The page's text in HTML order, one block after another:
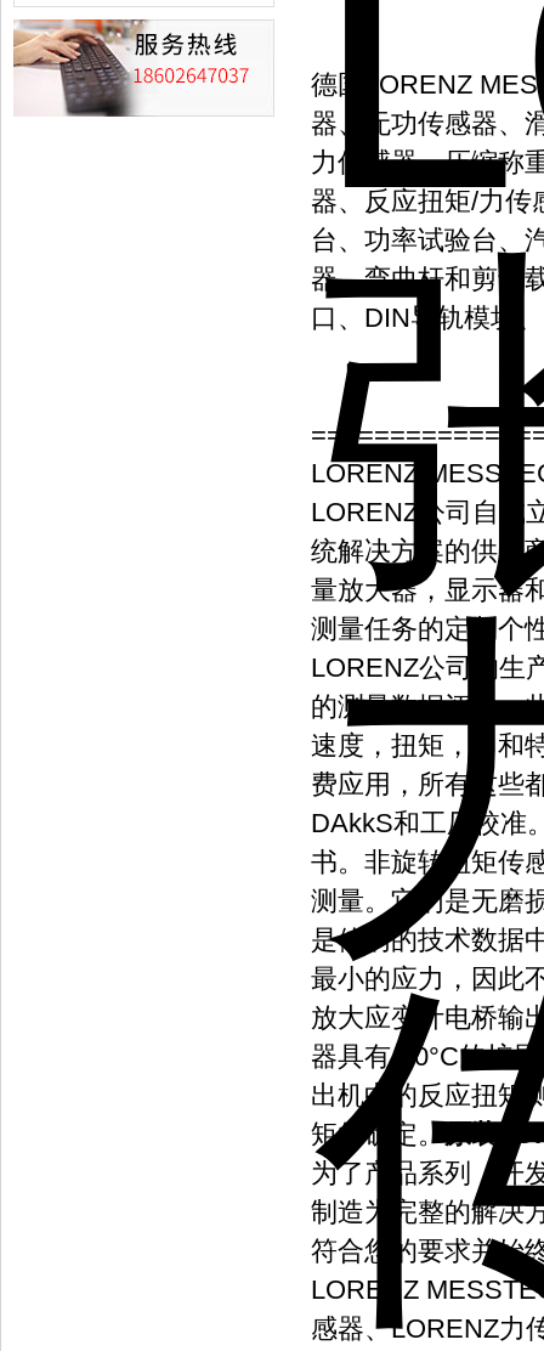
德国LORENZ
器、无功传感器、
力传感器、压缩称
器、反应扭矩/力传
台、功率试验台、
器、弯曲杆和剪切
口、DIN导轨模块
LORENZ
LORENZ公司自成
统解决方案的供应
量放大器，显示器
测量任务的定制个
LORENZ公司的生
的测量数据评估。
速度，扭矩，力和
费应用，所有这些
DAkkS和工厂校准
书。非旋转扭矩传
测量。它们是无磨
是他们的技术数据
最小的应力，因此
放大应变计电桥输
器具有-30°C的扩
出机中的反应扭矩
矩的确定。原装
为了产品系列，开
制造为完整的解决
符合您的要求并始
LORENZ
感器、LORENZ力